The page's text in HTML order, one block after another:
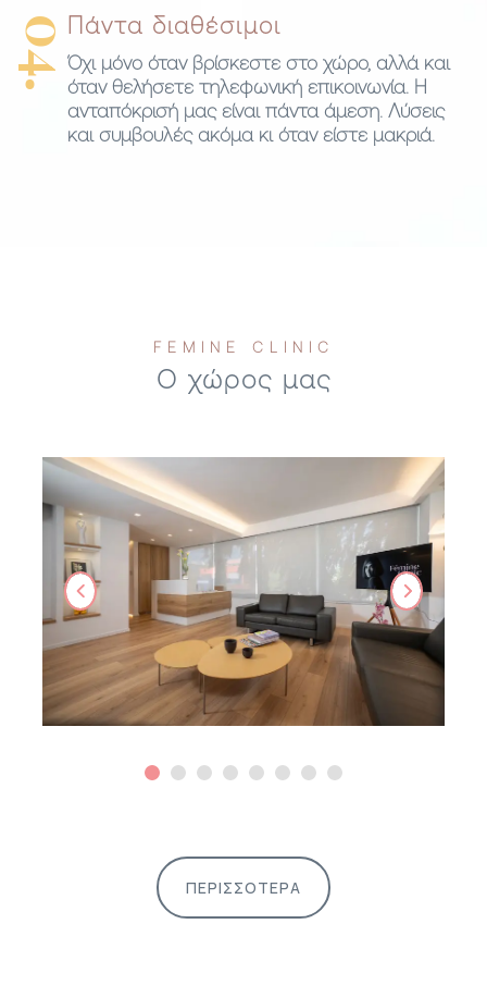
04.Πάντα διαθέσιμοι
Όχι μόνο όταν βρίσκεστε στο χώρο, αλλά και
όταν θελήσετε τηλεφωνική επικοινωνία. Η
ανταπόκρισή μας είναι πάντα άμεση. Λύσεις
και συμβουλές ακόμα κι όταν είστε μακριά.
FEMINE CLINIC
Ο χώρος μας
ΠΕΡΙΣΣΟΤΕΡΑ